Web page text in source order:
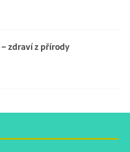
zdraví z přírody